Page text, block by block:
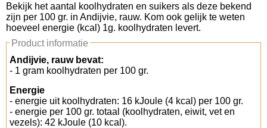
Koolhydraten tellen
Links
Bekijk het aantal koolhydraten en suikers als deze bekend
zijn per 100 gr. in Andijvie, rauw. Kom ook gelijk te weten
hoeveel energie (kcal) 1g. koolhydraten levert.
Product informatie
Andijvie, rauw bevat:
- 1 gram koolhydraten per 100 gr.
Energie
- energie uit koolhydraten: 16 kJoule (4 kcal) per 100 gr.
- energie per 100 gr. totaal (koolhydraten, eiwit, vet en
vezels): 42 kJoule (10 kcal).